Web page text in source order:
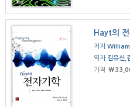
Hayt의
저자
역자 김유신,
가격